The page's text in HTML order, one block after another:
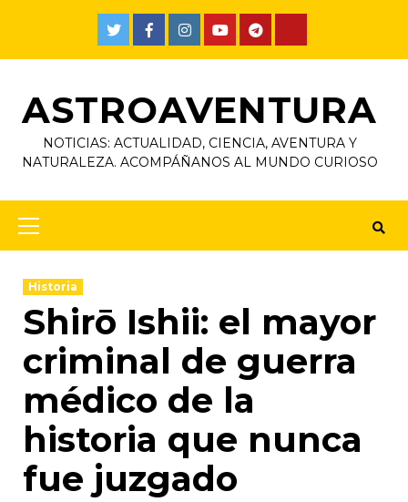
ASTROAVENTURA
NOTICIAS: ACTUALIDAD, CIENCIA, AVENTURA Y
NATURALEZA. ACOMPÁÑANOS AL MUNDO CURIOSO
Historia
Shirō Ishii: el mayor
criminal de guerra
médico de la
historia que nunca
fue juzgado